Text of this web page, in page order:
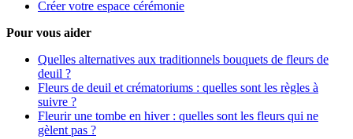
Créer votre espace cérémonie
Pour vous aider
Quelles alternatives aux traditionnels bouquets de fleurs de
deuil ?
Fleurs de deuil et crématoriums : quelles sont les règles à
suivre ?
Fleurir une tombe en hiver : quelles sont les fleurs qui ne
gèlent pas ?